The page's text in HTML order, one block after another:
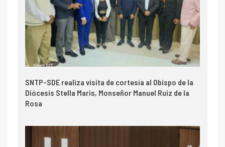
SNTP-SDE realiza visita de cortesía al Obispo de la
Diócesis Stella Maris, Monseñor Manuel Ruiz de la
Rosa